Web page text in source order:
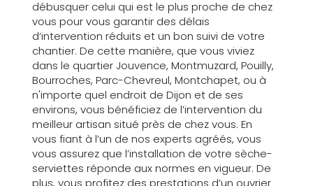
débusquer celui qui est le plus proche de chez
vous pour vous garantir des délais
d’intervention réduits et un bon suivi de votre
chantier. De cette manière, que vous viviez
dans le quartier Jouvence, Montmuzard, Pouilly,
Bourroches, Parc-Chevreul, Montchapet, ou à
n'importe quel endroit de Dijon et de ses
environs, vous bénéficiez de l’intervention du
meilleur artisan situé près de chez vous. En
vous fiant à l’un de nos experts agréés, vous
vous assurez que l’installation de votre sèche-
serviettes réponde aux normes en vigueur. De
plus, vous profitez des prestations d’un ouvrier